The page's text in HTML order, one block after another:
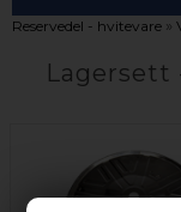
Reservedel - hvitevare »
Lagersett